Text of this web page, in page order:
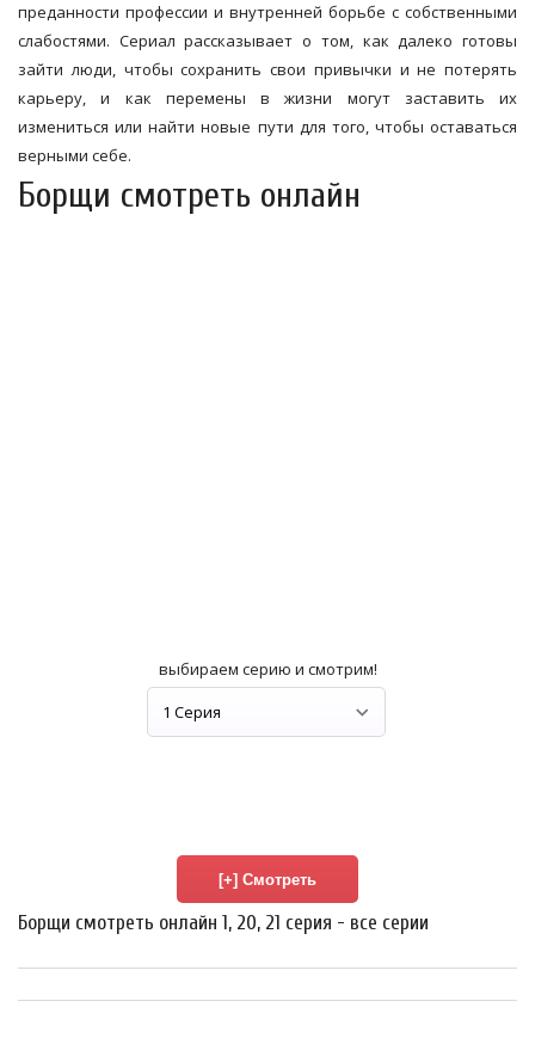
преданности профессии и внутренней борьбе с собственными
слабостями. Сериал рассказывает о том, как далеко готовы
зайти люди, чтобы сохранить свои привычки и не потерять
карьеру, и как перемены в жизни могут заставить их
измениться или найти новые пути для того, чтобы оставаться
верными себе.
Борщи смотреть онлайн
выбираем серию и смотрим!
Борщи смотреть онлайн 1, 20, 21 серия - все серии